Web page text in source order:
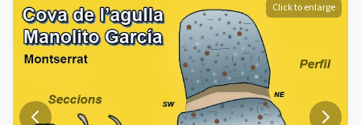
Click to enlarge